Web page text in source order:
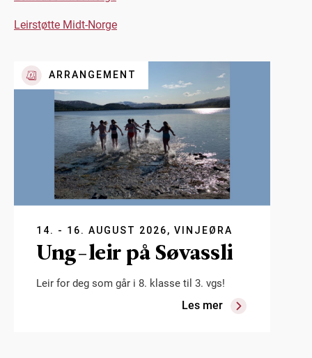
Leirstøtte Midt-Norge
14. - 16. AUGUST 2026, VINJEØRA
Ung-leir på Søvassli
Leir for deg som går i 8. klasse til 3. vgs!
Les mer
ARRANGEMENT